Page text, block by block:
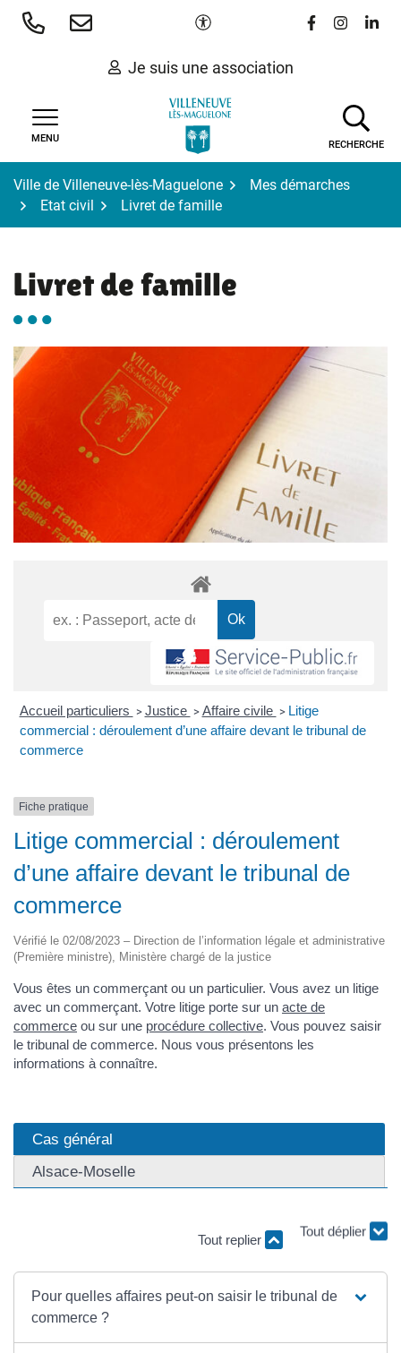
Aller
Paramètres d'accessibilité
Lien vers le
Lien vers
Lien
Je suis une association
MENU
RECHERCHE
Ville de Villeneuve-lès-Maguelone
Mes démarches
Etat civil
Livret de famille
Livret de famille
Accueil particuliers > Justice > Affaire civile > Litige
commercial : déroulement d’une affaire devant le tribunal de
commerce
Fiche pratique
Litige commercial : déroulement
d’une affaire devant le tribunal de
commerce
Vérifié le 02/08/2023 – Direction de l’information légale et administrative
(Première ministre), Ministère chargé de la justice
Vous êtes un commerçant ou un particulier. Vous avez un litige
avec un commerçant. Votre litige porte sur un acte de
commerce ou sur une procédure collective. Vous pouvez saisir
le tribunal de commerce. Nous vous présentons les
informations à connaître.
Cas général
Alsace-Moselle
Tout replier
Pour quelles affaires peut-on saisir le tribunal de
commerce ?